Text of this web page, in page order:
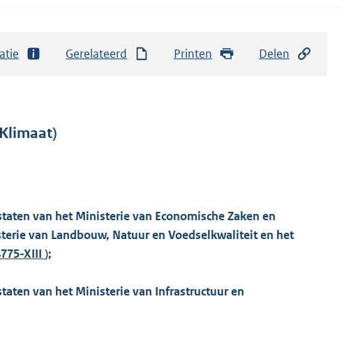
Gerelateerd Printen Delen
van het Ministerie van Economische Zaken en
van Landbouw, Natuur en Voedselkwaliteit en het
XIII );
van het Ministerie van Infrastructuur en